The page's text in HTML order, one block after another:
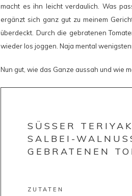
macht es ihn leicht verdaulich. Was
ergänzt sich ganz gut zu meinem
überdeckt. Durch die gebratenen
wieder los joggen. Naja mental
Nun gut, wie das Ganze aussah und wie
SÜSSER
SALBEI-
GEBRATENEN
ZUTATEN